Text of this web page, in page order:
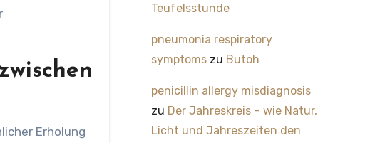
Erholung
Teufelsstunde
pneumonia respiratory
symptomszu Butoh
penicillin allergy misdiagnosis
zu Der Jahreskreis – wie Natur,
Licht und Jahreszeiten den